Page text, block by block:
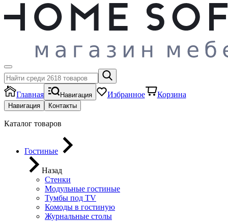
Главная Навигация Избранное Корзина
Навигация Контакты
Каталог товаров
Гостиные
Назад
Стенки
Модульные гостиные
Тумбы под ТV
Комоды в гостиную
Журнальные столы